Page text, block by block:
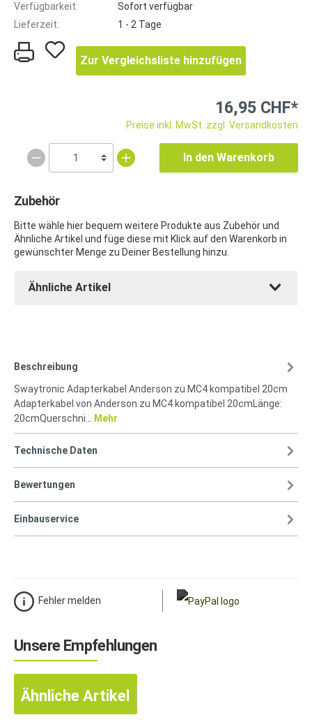
Verfügbarkeit:
Sofort verfügbar
Lieferzeit:
1 - 2 Tage
Zur Vergleichsliste hinzufügen
16,95 CHF*
Preise inkl. MwSt. zzgl. Versandkosten
In den Warenkorb
Zubehör
Bitte wähle hier bequem weitere Produkte aus Zubehör und
Ähnliche Artikel und füge diese mit Klick auf den Warenkorb in
gewünschter Menge zu Deiner Bestellung hinzu.
Ähnliche Artikel
Beschreibung
Swaytronic Adapterkabel Anderson zu MC4 kompatibel 20cm
Adapterkabel von Anderson zu MC4 kompatibel 20cmLänge:
20cmQuerschni…
Mehr
Technische Daten
Bewertungen
Einbauservice
Fehler melden
Unsere Empfehlungen
Ähnliche Artikel